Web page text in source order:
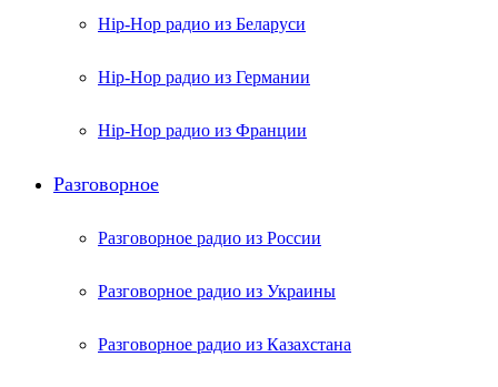
Hip-Hop радио из Беларуси
Hip-Hop радио из Германии
Hip-Hop радио из Франции
Разговорное
Разговорное радио из России
Разговорное радио из Украины
Разговорное радио из Казахстана